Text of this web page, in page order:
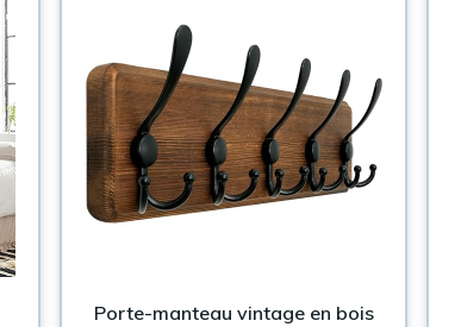
Porte-manteau vintage en bois